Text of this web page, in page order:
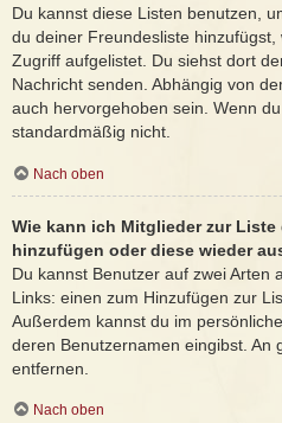
Du kannst diese Listen benutzen,
du deiner Freundesliste
Zugriff aufgelistet. Du siehst dort
Nachricht senden. Abhängig von
auch hervorgehoben sein. Wenn
standardmäßig nicht.
Nach oben
Wie kann ich Mitglieder zur
hinzufügen oder diese wieder
Du kannst Benutzer auf zwei Arten
Links: einen zum Hinzufügen zur
Außerdem kannst du im
deren Benutzernamen eingibst. An
entfernen.
Nach oben